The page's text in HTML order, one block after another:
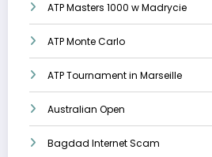
ATP Masters 1000 w Madrycie
ATP Monte Carlo
ATP Tournament in Marseille
Australian Open
Bagdad Internet Scam